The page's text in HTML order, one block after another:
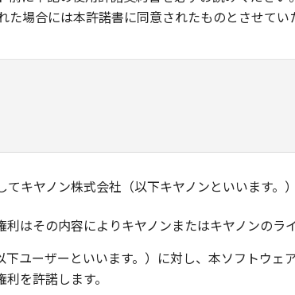
た場合には本許諾書に同意されたものとさせてい
キヤノン株式会社（以下キヤノンといいます。
はその内容によりキヤノンまたはキヤノンのラ
ユーザーといいます。）に対し、本ソフトウェ
を許諾します。